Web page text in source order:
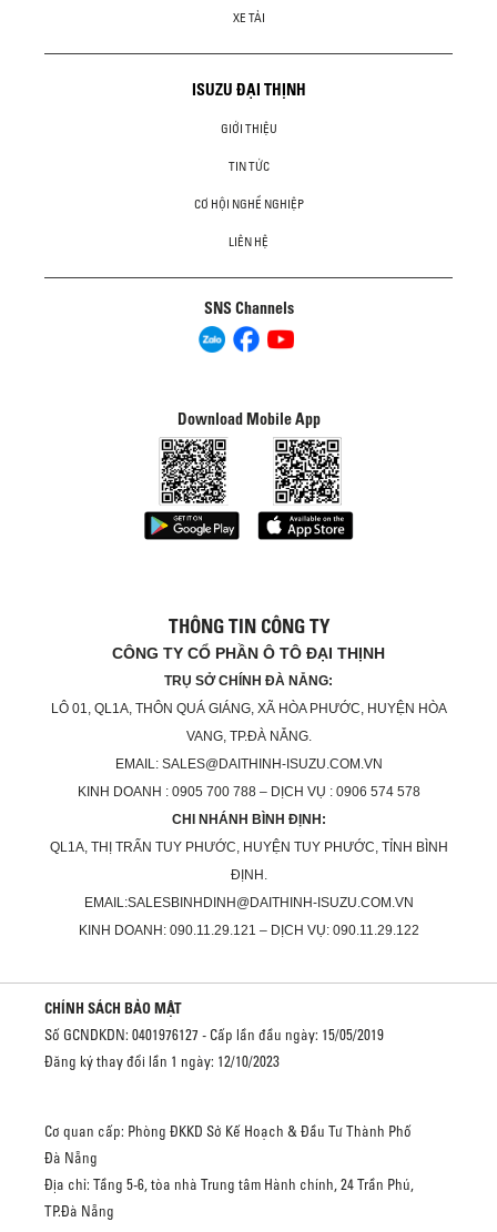
XE TẢI
ISUZU ĐẠI THỊNH
GIỚI THIỆU
TIN TỨC
CƠ HỘI NGHỀ NGHIỆP
LIÊN HỆ
SNS Channels
Download Mobile App
THÔNG TIN CÔNG TY
CÔNG TY CỔ PHẦN Ô TÔ ĐẠI THỊNH
TRỤ SỞ CHÍNH ĐÀ NẴNG:
LÔ 01, QL1A, THÔN QUÁ GIÁNG, XÃ HÒA PHƯỚC, HUYỆN HÒA
VANG, TP.ĐÀ NẴNG.
EMAIL: SALES@DAITHINH-ISUZU.COM.VN
KINH DOANH : 0905 700 788 – DỊCH VỤ : 0906 574 578
CHI NHÁNH BÌNH ĐỊNH:
QL1A, THỊ TRẤN TUY PHƯỚC, HUYỆN TUY PHƯỚC, TỈNH BÌNH
ĐỊNH.
EMAIL:SALESBINHDINH@DAITHINH-ISUZU.COM.VN
KINH DOANH: 090.11.29.121 – DỊCH VỤ: 090.11.29.122
CHÍNH SÁCH BẢO MẬT
Số GCNDKDN: 0401976127 - Cấp lần đầu ngày: 15/05/2019
Đăng ký thay đổi lần 1 ngày: 12/10/2023
Cơ quan cấp: Phòng ĐKKD Sở Kế Hoạch & Đầu Tư Thành Phố
Đà Nẵng
Địa chỉ: Tầng 5-6, tòa nhà Trung tâm Hành chính, 24 Trần Phú,
TP.Đà Nẵng